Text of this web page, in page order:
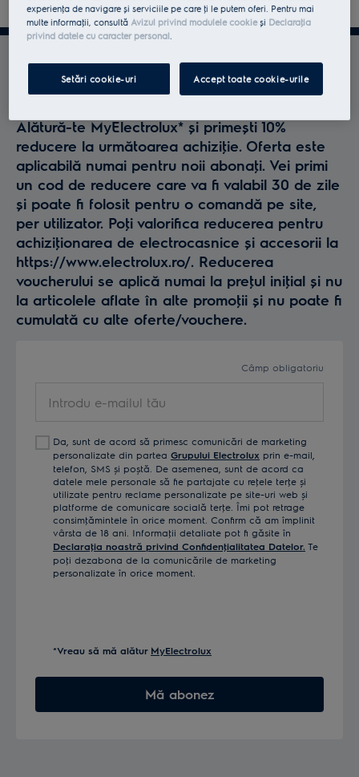
Profită la maxim de
Electrolux
Alătură-te MyElectrolux* și primești 10%
reducere la următoarea achiziţie. Oferta este
aplicabilă numai pentru noii abonaţi. Vei primi
un cod de reducere care va fi valabil 30 de zile
și poate fi folosit pentru o comandă pe site,
per utilizator. Poţi valorifica reducerea pentru
achiziţionarea de electrocasnice și accesorii la
https://www.electrolux.ro/. Reducerea
voucherului se aplică numai la preţul iniţial și nu
la articolele aflate în alte promoţii și nu poate fi
cumulată cu alte oferte/vouchere.
Câmp obligatoriu
Da, sunt de acord să primesc comunicări de marketing
personalizate din partea Grupului Electrolux prin e-mail,
telefon, SMS și poștă. De asemenea, sunt de acord ca
datele mele personale să fie partajate cu reţele terţe și
utilizate pentru reclame personalizate pe site-uri web și
platforme de comunicare socială terţe. Îmi pot retrage
consimţămintele în orice moment. Confirm că am împlinit
vârsta de 18 ani. Informaţii detaliate pot fi găsite în
Declaraţia noastră privind Confidenţialitatea Datelor. Te
poţi dezabona de la comunicările de marketing
personalizate în orice moment.
*Vreau să mă alătur MyElectrolux
Mă abonez
experienţa de navigare și serviciile pe care ţi le putem oferi. Pentru mai
multe informaţii, consultă Avizul privind modulele cookieși Declaraţia
privind datele cu caracter personal.
Setări cookie-uri Accept toate cookie-urile